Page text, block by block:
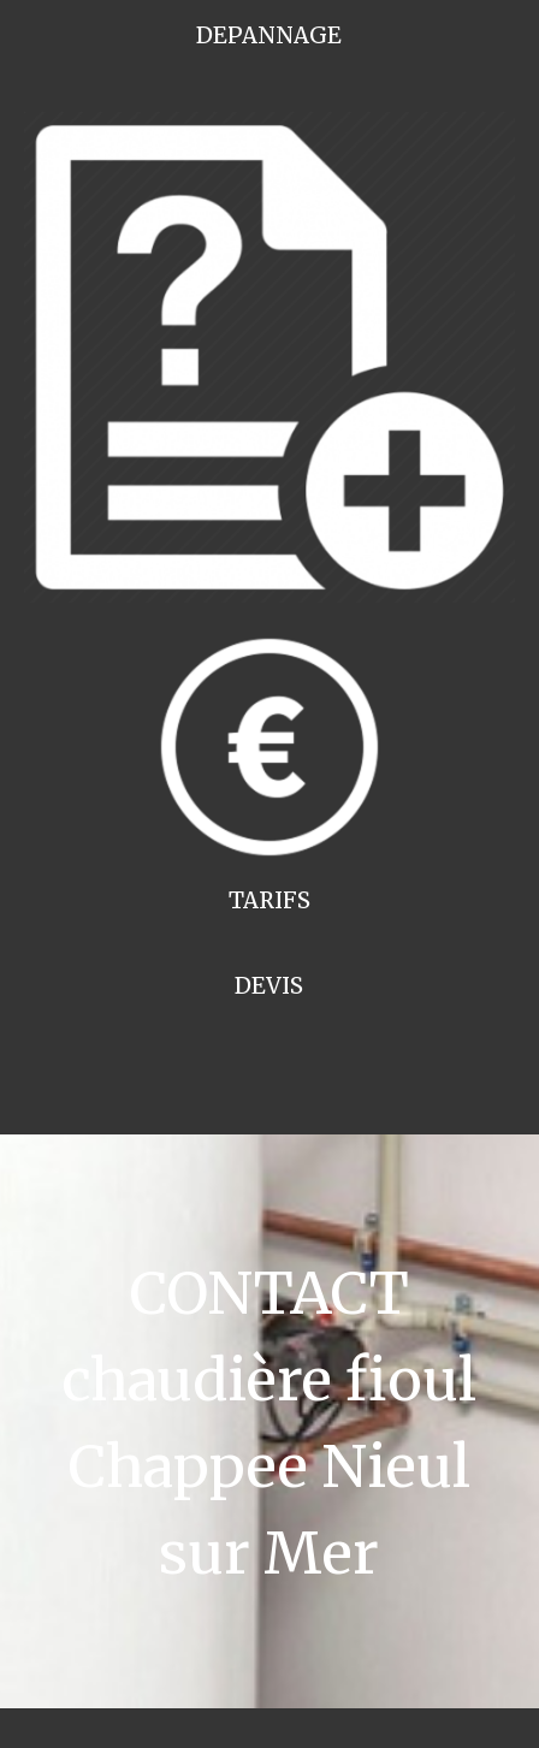
DEPANNAGE
TARIFS
DEVIS
CONTACT
chaudière fioul
Chappee Nieul
sur Mer